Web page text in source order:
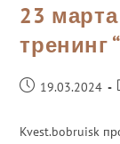
23
тренинг
19.03.2024
Kvest.bobruisk